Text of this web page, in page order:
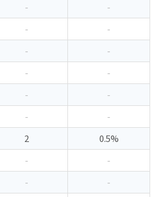
-
-
-
-
-
-
-
-
-
-
-
-
2
0.5%
-
-
-
-